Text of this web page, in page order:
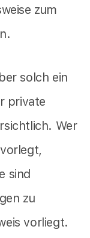
zum
solch ein
private
Wer
sind
zu
vorliegt.